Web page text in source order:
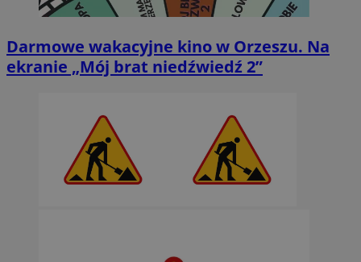
Darmowe wakacyjne kino w Orzeszu. Na
ekranie „Mój brat niedźwiedź 2”